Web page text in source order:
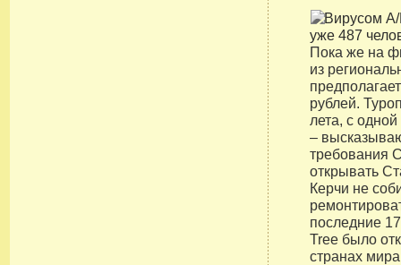
Пока же на
из
рублей.
лета, с
–
требования
открывать
Керчи не
последние
Tree было
странах